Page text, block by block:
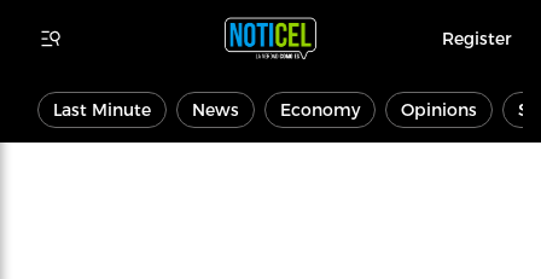
Register
Last Minute News Economy Opinions